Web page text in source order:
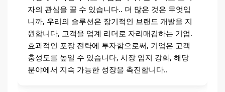
자의 관심을 끌 수 있습니다.. 더 많은 것은 무엇입
니까, 우리의 솔루션은 장기적인 브랜드 개발을 지
원합니다, 고객을 업계 리더로 자리매김하는 기업.
효과적인 포장 전략에 투자함으로써, 기업은 고객
충성도를 높일 수 있습니다, 시장 입지 강화, 해당
분야에서 지속 가능한 성장을 촉진합니다..